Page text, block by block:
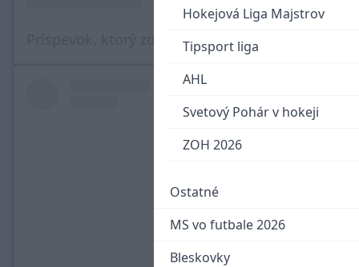
Hokejová Liga Majstrov
Tipsport liga
AHL
Svetový Pohár v hokeji
ZOH 2026
Ostatné
MS vo futbale 2026
Bleskovky